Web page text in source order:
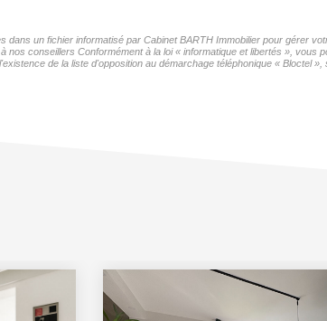
un fichier informatisé par Cabinet BARTH Immobilier pour gérer
nos conseillers Conformément à la loi « informatique et libertés »,
de la liste d'opposition au démarchage téléphonique « Bloctel